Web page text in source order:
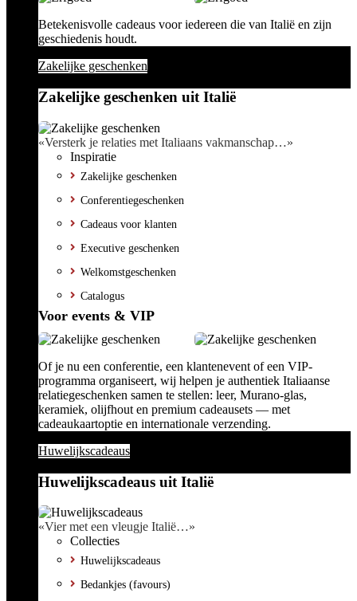
Betekenisvolle cadeaus voor iedereen die van Italië en zijn
geschiedenis houdt.
Zakelijke geschenken
Zakelijke geschenken uit Italië
«Versterk je relaties met Italiaans vakmanschap…»
Inspiratie
Zakelijke geschenken
Conferentiegeschenken
Cadeaus voor klanten
Executive geschenken
Welkomstgeschenken
Catalogus
Voor events & VIP
Of je nu een conferentie, een klantenevent of een VIP-
programma organiseert, wij helpen je authentiek Italiaanse
relatiegeschenken samen te stellen: leer, Murano-glas,
keramiek, olijfhout en premium cadeausets — met
cadeaukaartoptie en internationale verzending.
Huwelijkscadeaus
Huwelijkscadeaus uit Italië
«Vier met een vleugje Italië…»
Collecties
Huwelijkscadeaus
Bedankjes (favours)